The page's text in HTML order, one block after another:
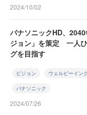
2024/10/02
パナソニックHD、
ジョン」を策定 一人
グを目指す
ビジョン ウェルビーイン
パナソニック
2024/07/26